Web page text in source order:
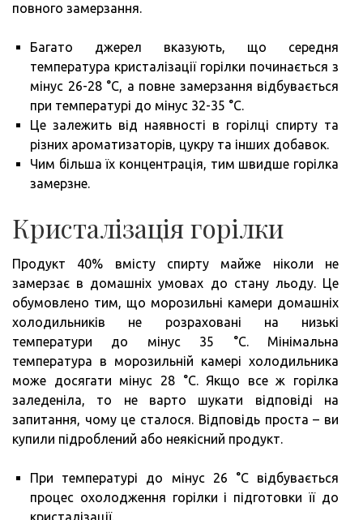
повного замерзання.
Багато джерел вказують, що середня
температура кристалізації горілки починається з
мінус 26-28 °C, а повне замерзання відбувається
при температурі до мінус 32-35 °C.
Це залежить від наявності в горілці спирту та
різних ароматизаторів, цукру та інших добавок.
Чим більша їх концентрація, тим швидше горілка
замерзне.
Кристалізація горілки
Продукт 40% вмісту спирту майже ніколи не
замерзає в домашніх умовах до стану льоду. Це
обумовлено тим, що морозильні камери домашніх
холодильників не розраховані на низькі
температури до мінус 35 °C. Мінімальна
температура в морозильній камері холодильника
може досягати мінус 28 °C. Якщо все ж горілка
заледеніла, то не варто шукати відповіді на
запитання, чому це сталося. Відповідь проста – ви
купили підроблений або неякісний продукт.
При температурі до мінус 26 °C відбувається
процес охолодження горілки і підготовки її до
кристалізації.